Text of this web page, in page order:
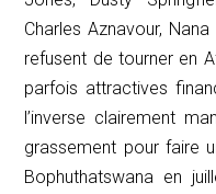
Charles Aznavour,
refusent de tourner en
parfois attractives
l’inverse clairement
grassement pour faire
Bophuthatswana en